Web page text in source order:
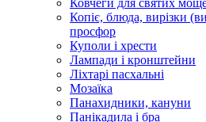
Ковчеги для святих
Копіє, блюда, вирізки
просфор
Куполи і хрести
Лампади і кронштейни
Ліхтарі пасхальні
Мозаїка
Панахидники, кануни
Панікадила і бра